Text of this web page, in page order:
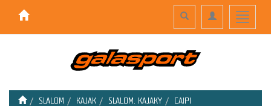
Toggle
Toggle
navigation
Toggle
search
SLALOM KAJAK SLALOM. KAJAKY
CAIPI